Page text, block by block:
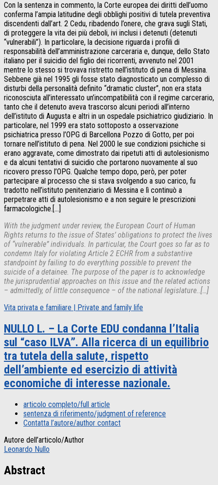
Con la sentenza in commento, la Corte europea dei diritti dell’uomo
conferma l’ampia latitudine degli obblighi positivi di tutela preventiva
discendenti dall’art. 2 Cedu, ribadendo l’onere, che grava sugli Stati,
di proteggere la vita dei più deboli, ivi inclusi i detenuti (detenuti
“vulnerabili”). In particolare, la decisione riguarda i profili di
responsabilità dell’amministrazione carceraria e, dunque, dello Stato
italiano per il suicidio del figlio dei ricorrenti, avvenuto nel 2001
mentre lo stesso si trovava ristretto nell’istituto di pena di Messina.
Sebbene già nel 1995 gli fosse stato diagnosticato un complesso di
disturbi della personalità definito “dramatic cluster”, non era stata
riconosciuta all’interessato un’incompatibilità con il regime carcerario,
tanto che il detenuto aveva trascorso alcuni periodi all’interno
dell’istituto di Augusta e altri in un ospedale psichiatrico giudiziario. In
particolare, nel 1999 era stato sottoposto a osservazione
psichiatrica presso l’OPG di Barcellona Pozzo di Gotto, per poi
tornare nell’istituto di pena. Nel 2000 le sue condizioni psichiche si
erano aggravate, come dimostrato dai ripetuti atti di autolesionismo
e da alcuni tentativi di suicidio che portarono nuovamente al suo
ricovero presso l’OPG. Qualche tempo dopo, però, per poter
partecipare al processo che si stava svolgendo a suo carico, fu
tradotto nell’istituto penitenziario di Messina e lì continuò a
perpetrare atti di autolesionismo e a non seguire le prescrizioni
farmacologiche.[…]
With the judgment under review, the European Court of Human
Rights returns to the issue of States’ obligations to protect the lives
of “vulnerable” individuals. In particular, the Court goes so far as to
condemn Italy for violating Article 2 ECHR from a substantive
standpoint by failing to do everything possible to prevent the
suicide of a detainee. The purpose of the paper is to acknowledge
the jurisprudential approaches on this issue and the related actions
– admittedly, of little consequence – of the national legislature..[…]
Vita privata e familiare | Private and family life
NULLO L. – La Corte EDU condanna l’Italia
sul “caso ILVA”. Alla ricerca di un equilibrio
tra tutela della salute, rispetto
dell’ambiente ed esercizio di attività
economiche di interesse nazionale.
articolo completo/full article
sentenza di riferimento/judgment of reference
Contatta l’autore/author contact
Autore dell’articolo/Author
Leonardo Nullo
Abstract